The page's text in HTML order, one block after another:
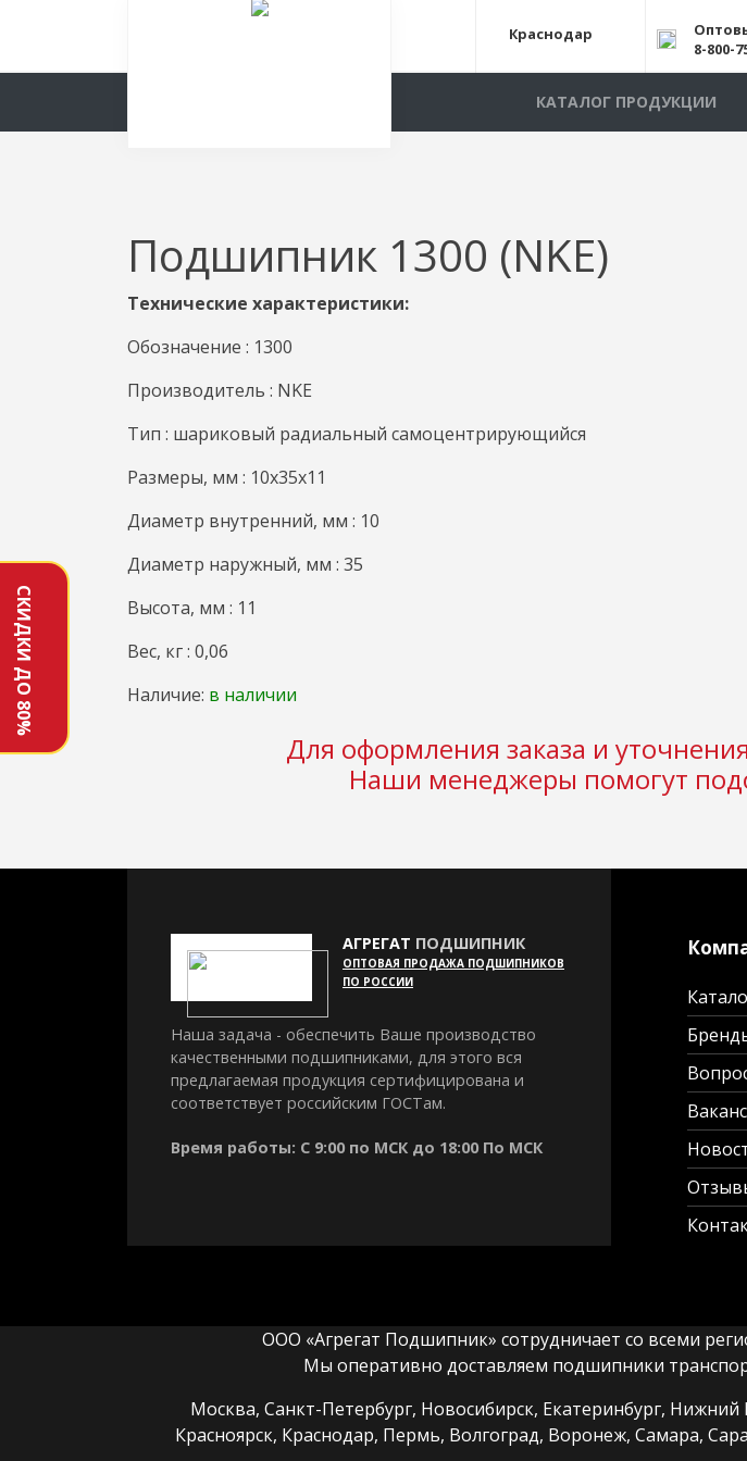
СКИДКИ ДО 80%
Краснодар
8-800-
КАТАЛОГ ПРОДУКЦИИ
Подшипник 1300 (NKE)
Технические характеристики:
Обозначение : 1300
Производитель : NKE
Тип : шариковый радиальный самоцентрирующийся
Размеры, мм : 10x35x11
Диаметр внутренний, мм : 10
Диаметр наружный, мм : 35
Высота, мм : 11
Вес, кг : 0,06
Наличие: в наличии
Для оформления заказа и
Наши менеджеры помогут
АГРЕГАТ ПОДШИПНИК
ОПТОВАЯ ПРОДАЖА ПОДШИПНИКОВ
ПО РОССИИ
Наша задача - обеспечить Ваше производство
качественными подшипниками, для этого вся
предлагаемая продукция сертифицирована и
соответствует российским ГОСТам.
Время работы: С 9:00 по МСК до 18:00 По МСК
ООО «Агрегат Подшипник» сотрудничает со всеми
Мы оперативно доставляем подшипники
Москва, Санкт-Петербург, Новосибирск, Екатеринбург,
Красноярск, Краснодар, Пермь, Волгоград, Воронеж, Самара,